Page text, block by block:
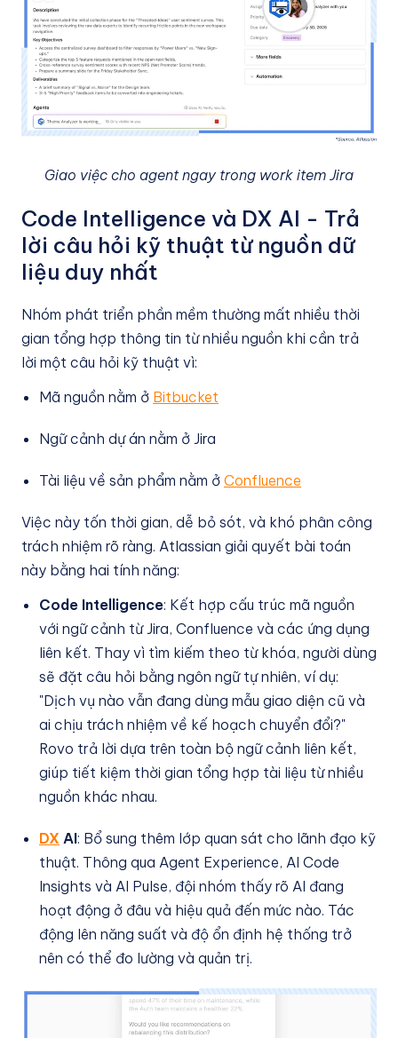
Giao việc cho agent ngay trong work item Jira
Code Intelligence và DX AI - Trả
lời câu hỏi kỹ thuật từ nguồn dữ
liệu duy nhất
Nhóm phát triển phần mềm thường mất nhiều thời
gian tổng hợp thông tin từ nhiều nguồn khi cần trả
lời một câu hỏi kỹ thuật vì:
Mã nguồn nằm ở Bitbucket
Ngữ cảnh dự án nằm ở Jira
Tài liệu về sản phẩm nằm ở Confluence
Việc này tốn thời gian, dễ bỏ sót, và khó phân công
trách nhiệm rõ ràng. Atlassian giải quyết bài toán
này bằng hai tính năng:
Code Intelligence: Kết hợp cấu trúc mã nguồn
với ngữ cảnh từ Jira, Confluence và các ứng dụng
liên kết. Thay vì tìm kiếm theo từ khóa, người dùng
sẽ đặt câu hỏi bằng ngôn ngữ tự nhiên, ví dụ:
"Dịch vụ nào vẫn đang dùng mẫu giao diện cũ và
ai chịu trách nhiệm về kế hoạch chuyển đổi?"
Rovo trả lời dựa trên toàn bộ ngữ cảnh liên kết,
giúp tiết kiệm thời gian tổng hợp tài liệu từ nhiều
nguồn khác nhau.
DX AI: Bổ sung thêm lớp quan sát cho lãnh đạo kỹ
thuật. Thông qua Agent Experience, AI Code
Insights và AI Pulse, đội nhóm thấy rõ AI đang
hoạt động ở đâu và hiệu quả đến mức nào. Tác
động lên năng suất và độ ổn định hệ thống trở
nên có thể đo lường và quản trị.